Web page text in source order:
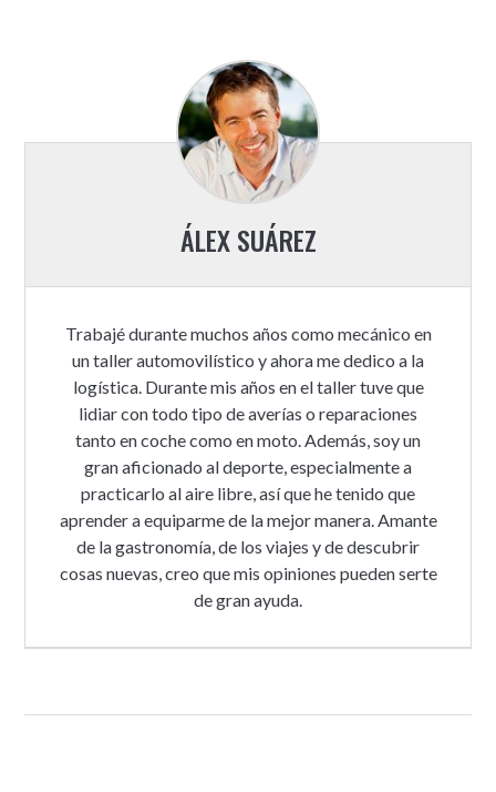
ÁLEX SUÁREZ
Trabajé durante muchos años como mecánico en
un taller automovilístico y ahora me dedico a la
logística. Durante mis años en el taller tuve que
lidiar con todo tipo de averías o reparaciones
tanto en coche como en moto. Además, soy un
gran aficionado al deporte, especialmente a
practicarlo al aire libre, así que he tenido que
aprender a equiparme de la mejor manera. Amante
de la gastronomía, de los viajes y de descubrir
cosas nuevas, creo que mis opiniones pueden serte
de gran ayuda.